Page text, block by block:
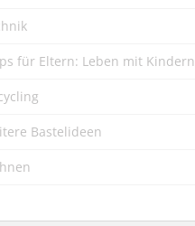
für Eltern: Leben mit Kindern
Bastelideen